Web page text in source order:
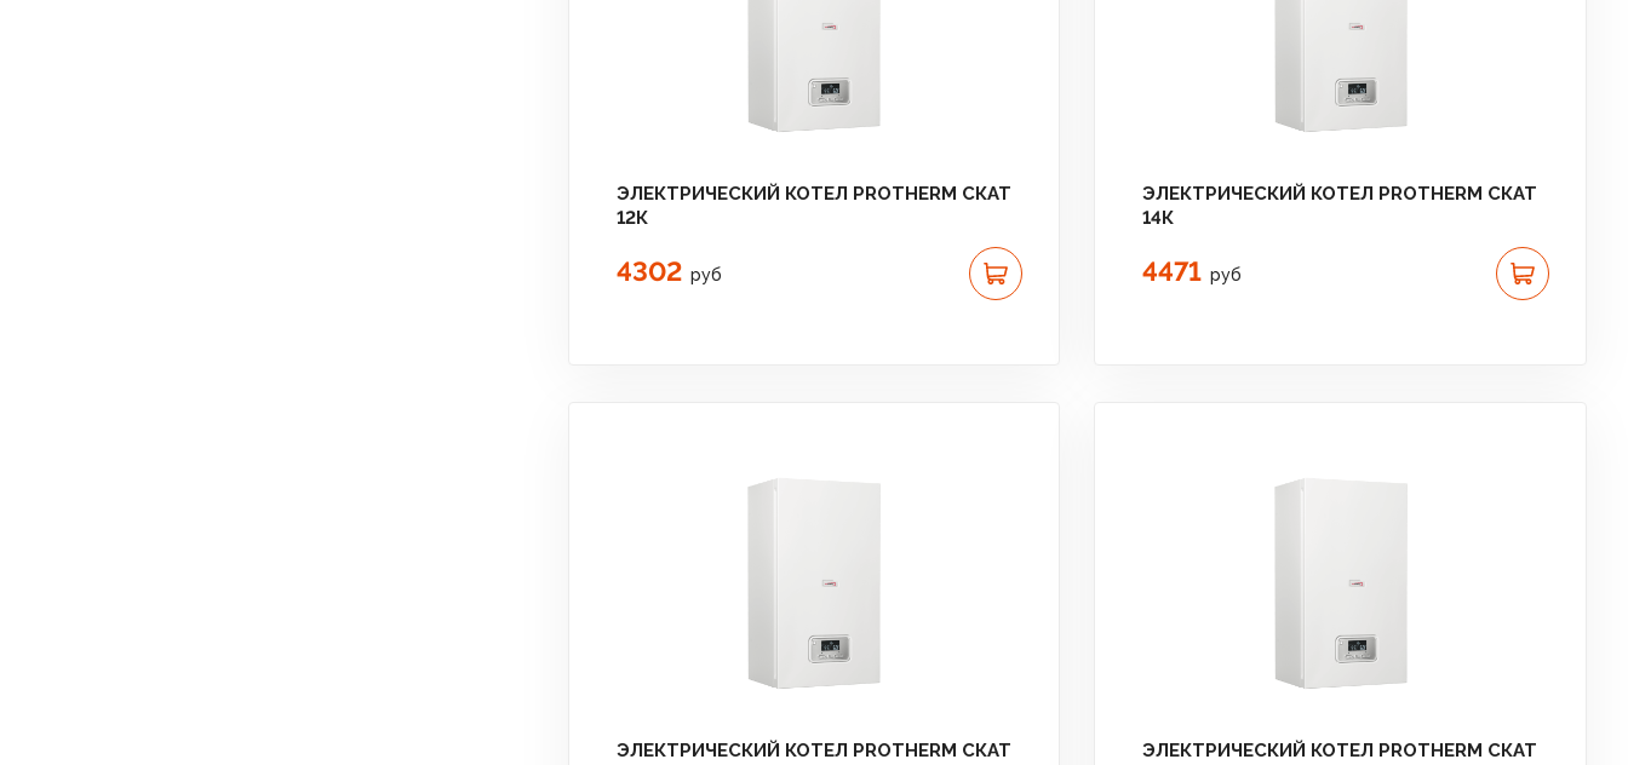
ЭЛЕКТРИЧЕСКИЙ КОТЕЛ PROTHERM СКАТ
12К
4302 руб
ЭЛЕКТРИЧЕСКИЙ КОТЕЛ PROTHERM СКАТ
14К
4471 руб
ЭЛЕКТРИЧЕСКИЙ КОТЕЛ PROTHERM СКАТ
ЭЛЕКТРИЧЕСКИЙ КОТЕЛ PROTHERM СКАТ